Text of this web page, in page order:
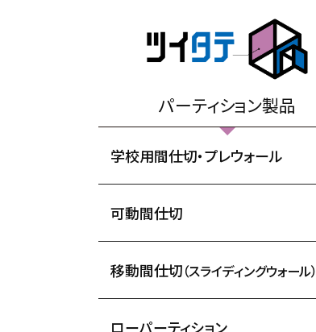
パーティション製品
学校用間仕切・プレウォール
可動間仕切
移動間仕切（スライディングウォール）
ローパーティション